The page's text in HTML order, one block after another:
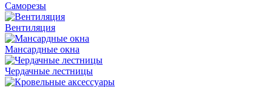
Саморезы
Вентиляция
Мансардные окна
Чердачные лестницы